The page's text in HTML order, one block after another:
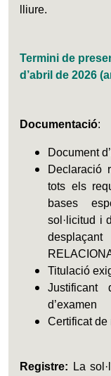
lliure.
Termini de
d’abril de 2026
Documentació:
Document
Declaració
tots els
bases
sol·licitud i
Titulació
d’examen
Certificat de
Registre: La